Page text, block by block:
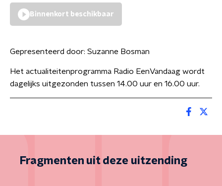
Binnenkort beschikbaar
Gepresenteerd door: Suzanne Bosman
Het actualiteitenprogramma Radio EenVandaag wordt
dagelijks uitgezonden tussen 14.00 uur en 16.00 uur.
Fragmenten uit deze uitzending